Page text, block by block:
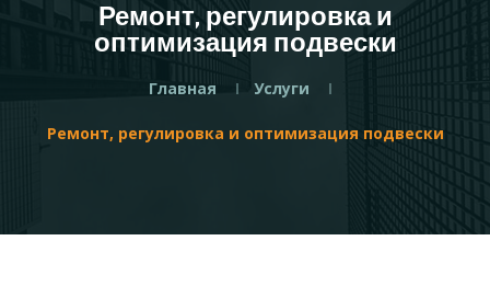
Ремонт, регулировка и
оптимизация подвески
Главная Услуги
Ремонт, регулировка и оптимизация подвески